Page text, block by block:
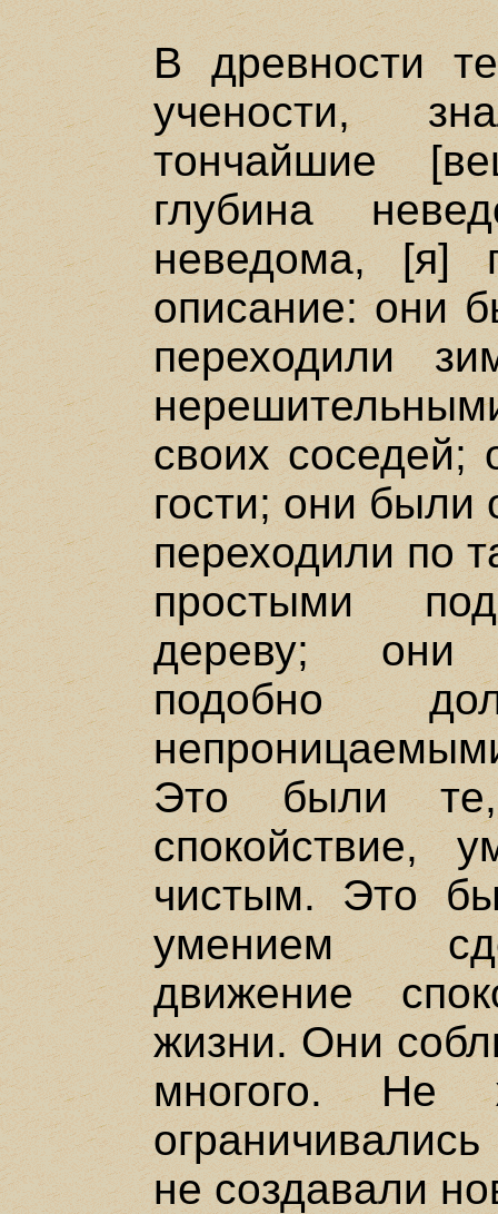
В древности
учености,
тончайшие
глубина
неведома, [я]
описание: они
переходили
своих
гости; они были
переходили по
простыми
дереву; они
подобно
Это были те,
спокойствие,
чистым. Это
умением
движение
жизни. Они
многого. Не
не создавали